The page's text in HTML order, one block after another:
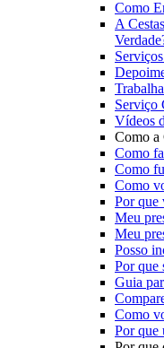
Como
A
Vídeos
Como a
Como
Como
Como
Por que
Meu
Meu
Posso
Por que
Guia
Como
Por que